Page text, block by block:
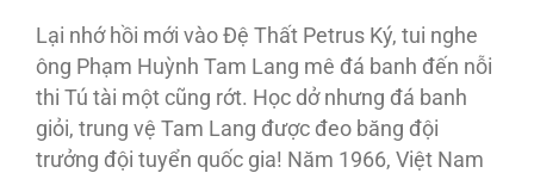
Lại nhớ hồi mới vào Ðệ Thất Petrus Ký, tui nghe
ông Phạm Huỳnh Tam Lang mê đá banh đến nỗi
thi Tú tài một cũng rớt. Học dở nhưng đá banh
giỏi, trung vệ Tam Lang được đeo băng đội
trưởng đội tuyển quốc gia! Năm 1966, Việt Nam